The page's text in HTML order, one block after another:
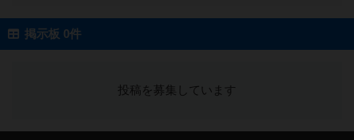
掲示板 0件
投稿を募集しています